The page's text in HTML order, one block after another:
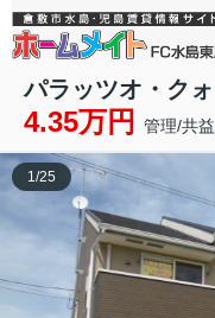
パラッツオ・ク
4.35万円 管理/共
1/25